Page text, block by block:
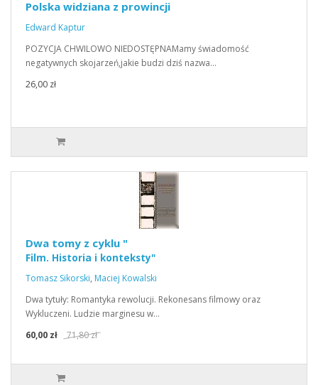
Polska widziana z prowincji
Edward Kaptur
POZYCJA CHWILOWO NIEDOSTĘPNAMamy świadomość
negatywnych skojarzeń,jakie budzi dziś nazwa…
26,00 zł
Dwa tomy z cyklu "
Film. Historia i konteksty"
Tomasz Sikorski, Maciej Kowalski
Dwa tytuły: Romantyka rewolucji. Rekonesans filmowy oraz
Wykluczeni. Ludzie marginesu w…
60,00 zł
71,80 zł